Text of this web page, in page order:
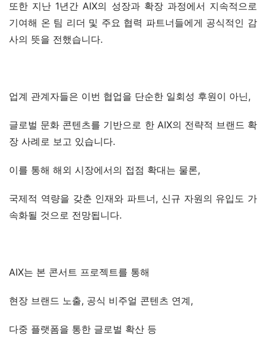
또한 지난 1년간 AIX의 성장과 확장 과정에서 지속적으로
기여해 온 팀 리더 및 주요 협력 파트너들에게 공식적인 감
사의 뜻을 전했습니다.
업계 관계자들은 이번 협업을 단순한 일회성 후원이 아닌,
글로벌 문화 콘텐츠를 기반으로 한 AIX의 전략적 브랜드 확
장 사례로 보고 있습니다.
이를 통해 해외 시장에서의 접점 확대는 물론,
국제적 역량을 갖춘 인재와 파트너, 신규 자원의 유입도 가
속화될 것으로 전망됩니다.
AIX는 본 콘서트 프로젝트를 통해
현장 브랜드 노출, 공식 비주얼 콘텐츠 연계,
다중 플랫폼을 통한 글로벌 확산 등